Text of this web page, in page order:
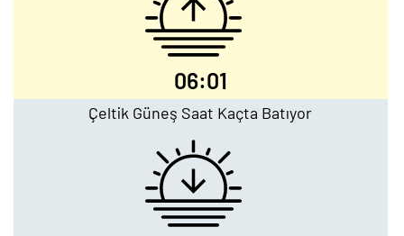
06:01
Çeltik Güneş Saat Kaçta Batıyor